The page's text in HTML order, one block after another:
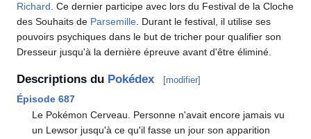
Richard. Ce dernier participe avec lors du Festival de la Cloche
des Souhaits de Parsemille. Durant le festival, il utilise ses
pouvoirs psychiques dans le but de tricher pour qualifier son
Dresseur jusqu'à la dernière épreuve avant d'être éliminé.
Descriptions du Pokédex [modifier]
Épisode 687
Le Pokémon Cerveau. Personne n'avait encore jamais vu
un Lewsor jusqu'à ce qu'il fasse un jour son apparition